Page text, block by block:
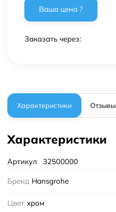
Заказать через:
Характеристики Отзывы
Характеристики
Артикул: 32500000
Бренд Hansgrohe
Цвет хром